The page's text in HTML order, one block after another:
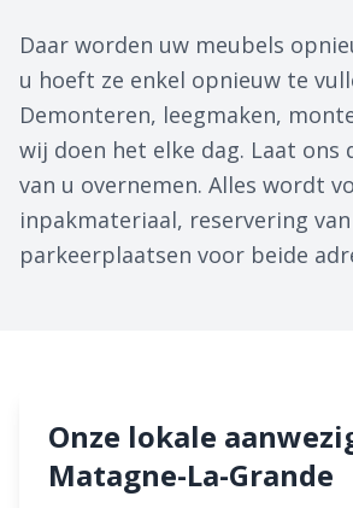
Daar worden uw meubels
u hoeft ze enkel opnieuw te
Demonteren, leegmaken,
wij doen het elke dag. Laat ons
van u overnemen. Alles wordt
inpakmateriaal, reservering van
parkeerplaatsen voor beide
Onze lokale
Matagne-La-Grande